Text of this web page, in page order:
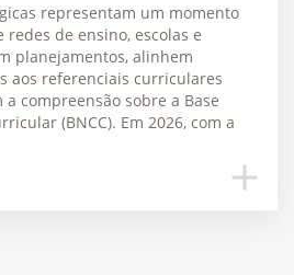
representam um momento
de ensino, escolas e
planejamentos, alinhem
aos referenciais curriculares
compreensão sobre a Base
(BNCC). Em 2026, com a